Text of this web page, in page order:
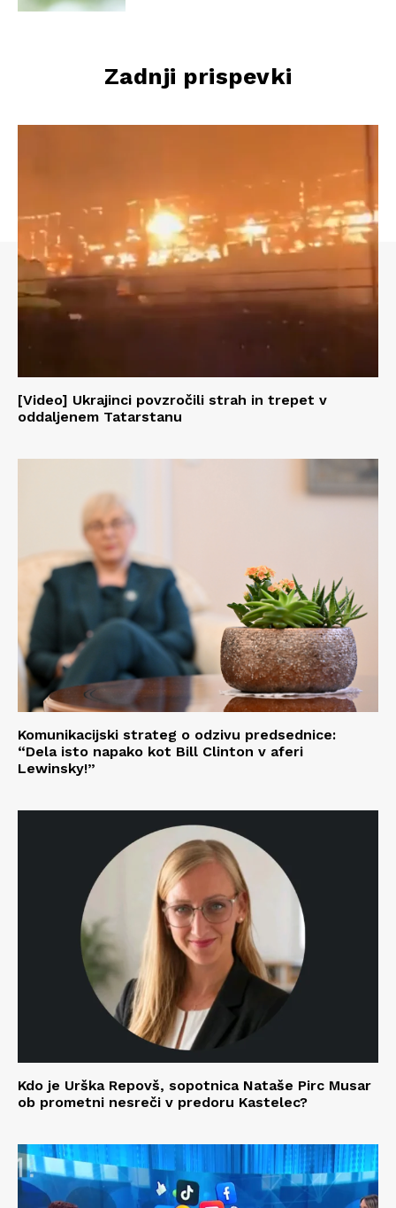
Zadnji prispevki
[Video] Ukrajinci povzročili strah in trepet v
oddaljenem Tatarstanu
Komunikacijski strateg o odzivu predsednice:
“Dela isto napako kot Bill Clinton v aferi
Lewinsky!”
Kdo je Urška Repovš, sopotnica Nataše Pirc Musar
ob prometni nesreči v predoru Kastelec?